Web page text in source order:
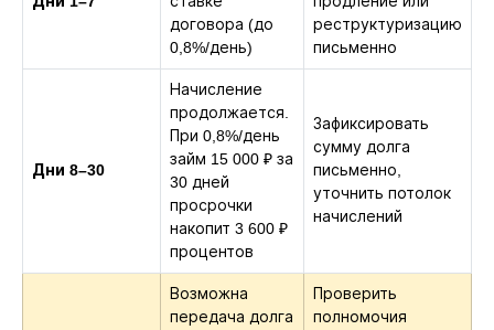
договора (до
0,8%/день)
реструктуризацию
письменно
Дни 8–30
Начисление
продолжается.
При 0,8%/день
займ 15 000 ₽ за
30 дней
просрочки
накопит 3 600 ₽
процентов
Зафиксировать
сумму долга
письменно,
уточнить потолок
начислений
Возможна
передача долга
Проверить
полномочия